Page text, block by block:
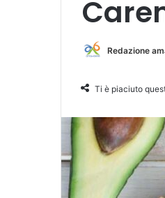
Redazione
Ti è piaciuto